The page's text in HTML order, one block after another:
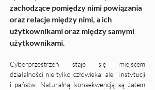
zachodzące pomiędzy nimi powiązania
oraz relacje między nimi, a ich
użytkownikami oraz między samymi
użytkownikami.
Cyberprzestrzeń staje się miejscem
działalności nie tylko człowieka, ale i instytucji
i państw. Naturalną konsekwencją są zatem